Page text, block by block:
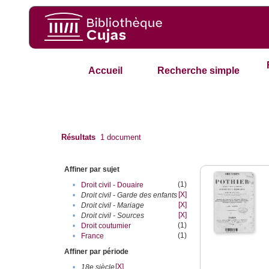
Accueil Recherche simple
Résultats 1 document
Affiner par sujet
•
Droit civil - Douaire
(1)
•
Droit civil - Garde des enfants [X]
•
Droit civil - Mariage
[X]
•
Droit civil - Sources
[X]
•
Droit coutumier
(1)
•
France
(1)
Affiner par période
[X]